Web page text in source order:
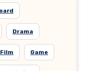
Drama
Film Game